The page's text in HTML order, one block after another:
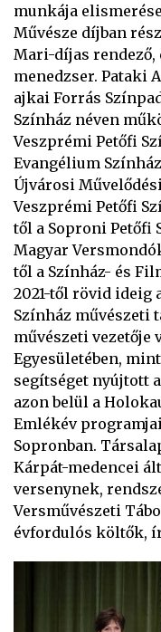
munkája
Művésze díjban
Mari-díjas
menedzser. Pataki
ajkai Forrás
Színház néven
Veszprémi Petőfi
Evangélium
Újvárosi
Veszprémi Petőfi
től a Soproni Petőfi
Magyar
től a Színház- és
2021-től rövid ideig
Színház művészeti
művészeti vezetője
Egyesületében,
segítséget nyújtott
azon belül a
Emlékév
Sopronban.
Kárpát-medencei
versenynek,
Versművészeti
évfordulós költők,